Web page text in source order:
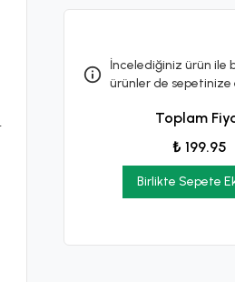
İncelediğiniz ürün ile
ürünler de sepetinize
Toplam
₺ 199.95
Birlikte Sepete